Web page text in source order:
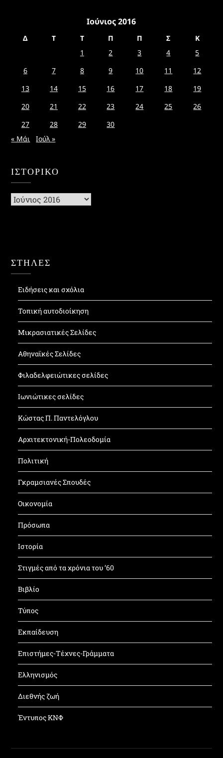
Ιούνιος 2016
Δ Τ Τ Π Π Σ
Κ
1
2 3 4
5
6
7 8 9 10 11
12
13
14 15 16 17 18
19
20
21 22 23 24 25
26
27
28 29
30
« Μάι
Ιούλ »
ΙΣΤΟΡΙΚΌ
Ιστορικό
ΣΤΗΛΕΣ
Ειδήσεις και σχόλια
Τοπική αυτοδιοίκηση
Μικρασιατικές Σελίδες
Αθηναϊκές Σελίδες
Φιλαδελφειώτικες σελίδες
Ιωνιώτικες σελίδες
Κώστας Π. Παντελόγλου
Αρχιτεκτονική-Πολεοδομία
Πολιτική
Γκραμσιανές Σπουδές
Οικονομία
Πρόσωπα
Ιστορία
Στιγμές από τα χρόνια του ’60
Βιβλίο
Τύπος
Εκπαίδευση
Επιστήμες-Τέχνες-Γράμματα
Ελληνισμός
Διεθνής ζωή
Έντυπος ΚΝΦ